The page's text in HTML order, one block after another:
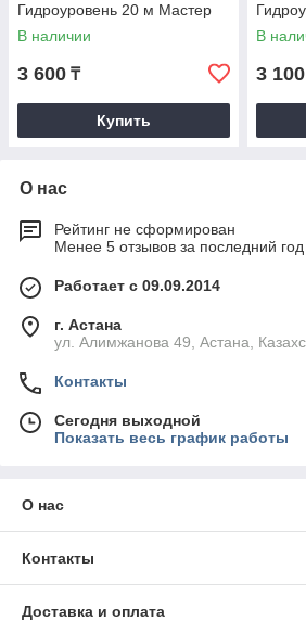
Гидроуровень 20 м Мастер
В наличии
3 600 ₸
Купить
В
3 100
О нас
Рейтинг не сформирован
Менее 5 отзывов за последний год
Работает с 09.09.2014
г. Астана
ул. Алимжанова 49, Астана,
Контакты
Сегодня выходной
Показать весь график работы
О нас
Контакты
Доставка и оплата